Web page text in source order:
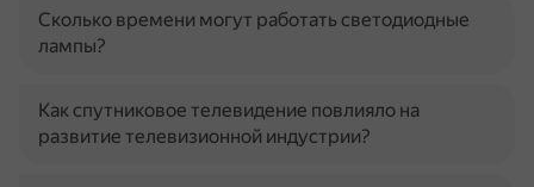
Сколько времени могут работать светодиодные
лампы?
Как спутниковое телевидение повлияло на
развитие телевизионной индустрии?